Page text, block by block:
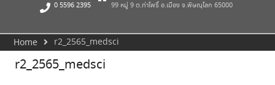
0 5596 2395
99 หมู่ 9 ต.ท่าโพธิ์ อ.เมือง จ.พิษณุโลก 65000
Home r2_2565_medsci
r2_2565_medsci